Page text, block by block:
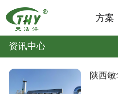
方案
资讯中心